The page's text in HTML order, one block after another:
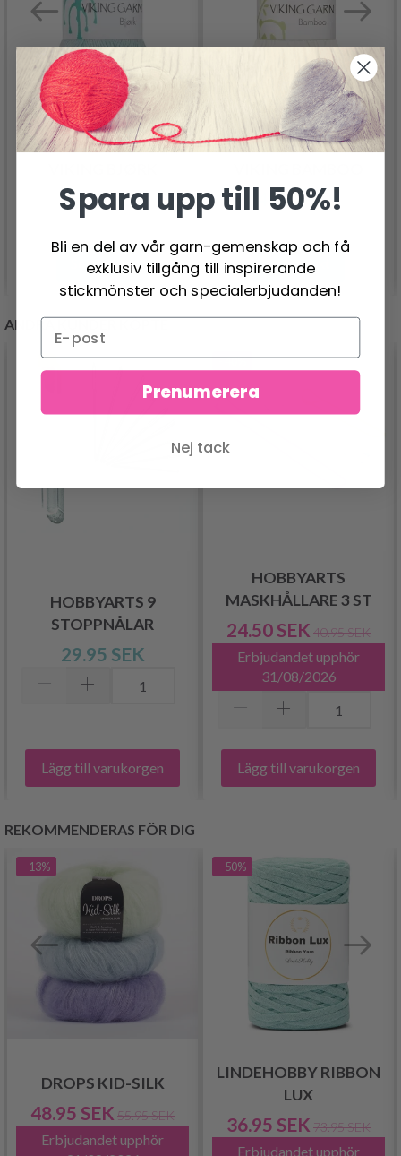
42.95 SEK
Se produkt
44.95 SEK
Se produkt
ANDRA KUNDER KÖPTE
HOBBYARTS 9
STOPPNÅLAR
29.95 SEK
Lägg till varukorgen
- 40%
HOBBYARTS
MASKHÅLLARE 3 ST
24.50 SEK 40.95 SEK
Erbjudandet upphör
31/08/2026
Lägg till varukorgen
REKOMMENDERAS FÖR DIG
- 13%
DROPS KID-SILK
48.95 SEK 55.95 SEK
Erbjudandet upphör
- 50%
LINDEHOBBY RIBBON
LUX
36.95 SEK 73.95 SEK
Erbjudandet upphör
Spara upp till 50%!
Bli en del av vår garn-gemenskap och få
exklusiv tillgång till inspirerande
stickmönster och specialerbjudanden!
Prenumerera
Nej tack